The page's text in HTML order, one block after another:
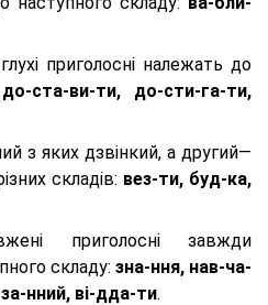
приголосні належать до
до-ста-ви-ти, до-сти-га-ти,
з яких дзвінкий, а другий—
складів: вез-ти, буд-ка,
приголосні завжди
складу: зна-ння, нав-ча-
нний, ві-дда-ти.